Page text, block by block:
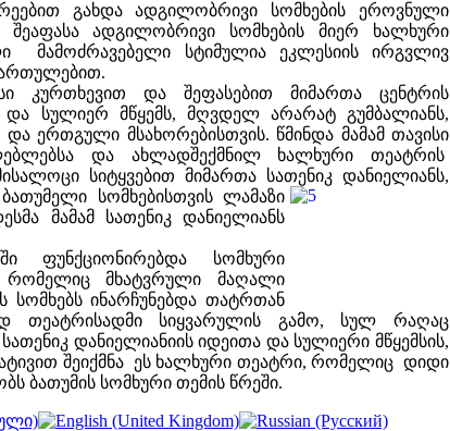
გახდა ადგილობრივი სომხების ეროვნული
ადგილობრივი სომხების მიერ ხალხური
მამოძრავებელი სტიმულია ეკლესიის ირგვლივ
კურთხევით და შეფასებით მიმართა ცენტრის
და სულიერ მწყემს, მღვდელ არარატ გუმბალიანს,
ერთგული მსახორებისთვის. წმინდა მამამ თავისი
და ახლადშექმნილ ხალხური თეატრის
სიტყვებით მიმართა სათენიკ დანიელიანს,
სომხებისთვის ლამაზი
მამამ სათენიკ დანიელიანს
ფუნქციონირებდა სომხური
მხატვრული მაღალი
სომხებს ინარჩუნებდა თატრთან
თეატრისადმი სიყვარულის გამო, სულ რაღაც
დანიელიანიის იდეითა და სულიერი მწყემსის,
შეიქმნა ეს ხალხური თეატრი, რომელიც დიდი
ბათუმის სომხური თემის წრეში.